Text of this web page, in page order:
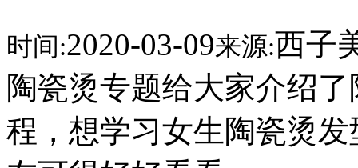
时间:2020-03-09来源:西子
陶瓷烫专题给大家介绍
程，想学习女生陶瓷烫